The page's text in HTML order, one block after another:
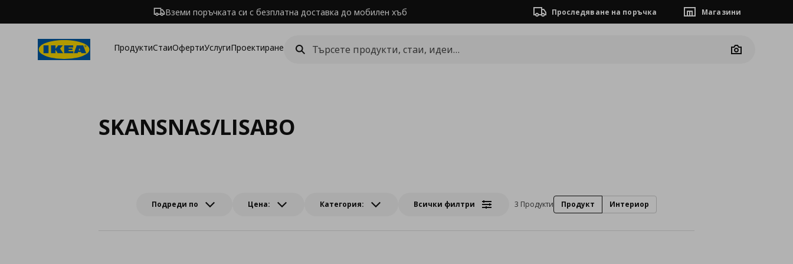
Вземи поръчката си с безплатна доставка до мобилен хъб Проследяване на поръчка Магазини
ПродуктиСтаиОфертиУслугиПроектиране
Camera
SKANSNAS/LISABO
Подреди по Цена: Категория: Всички филтри 3 Продукти Продукт Интериор